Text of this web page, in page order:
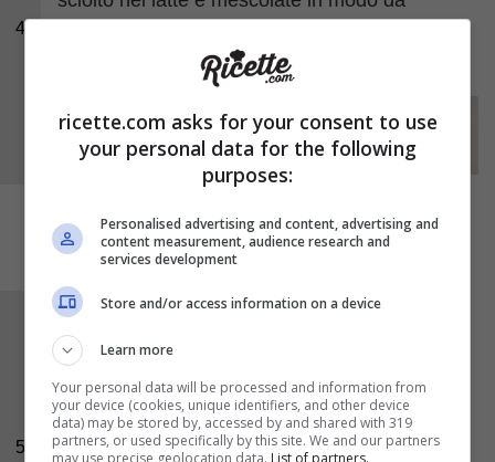
4
5
Prendete i pirottini e cospargeteli in maniera
uniforme con del
ammorbidire. Foderate con i pezzettini di pan
brioche i pirottini in modo da non lasciare degli
spazi vuoti, cospargete con dellozucchero di
ricette.com asks for your consent to use
your personal data for the following
purposes:
Personalised advertising and content, advertising and
content measurement, audience research and
services development
Store and/or access information on a device
Learn more
Your personal data will be processed and information from
your device (cookies, unique identifiers, and other device
data) may be stored by, accessed by and shared with 319
partners, or used specifically by this site. We and our partners
may use precise geolocation data. List of partners.